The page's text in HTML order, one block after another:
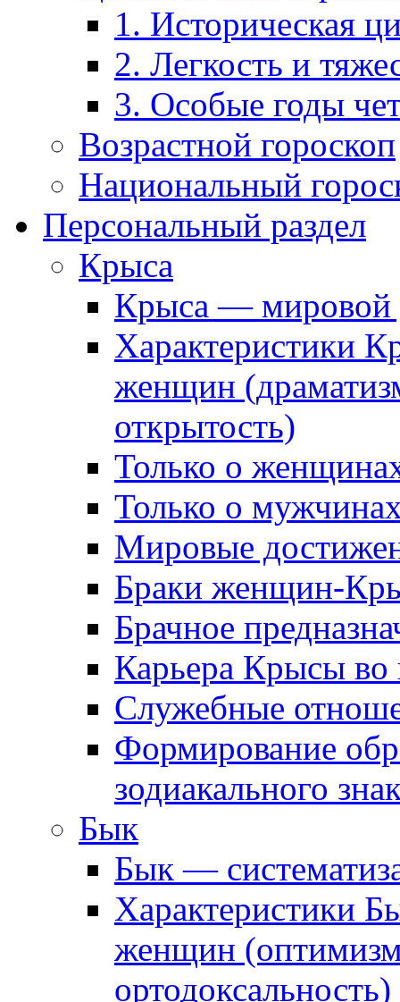
1. Историческая
2. Легкость и
3. Особые годы
Возрастной гороскоп
Национальный
Персональный раздел
Крыса
Крыса — мировой
Характеристики
женщин
открытость)
Только о
Только о
Мировые
Браки женщин-
Брачное
Карьера Крысы во
Служебные
Формирование
зодиакального
Бык
Бык —
Характеристики
женщин
ортодоксальность)